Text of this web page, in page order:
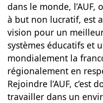
dans le monde,
à but non lucratif, est
vision pour un
systèmes éducatifs et
mondialement la
régionalement en
Rejoindre l’AUF, c’est
travailler dans un